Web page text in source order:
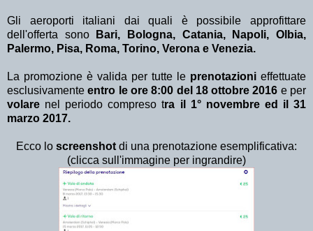
Gli aeroporti italiani dai quali è possibile approfittare
dell'offerta sono
Bari, Bologna, Catania, Napoli, Olbia,
Palermo, Pisa, Roma, Torino, Verona e Venezia.
La promozione è valida per tutte le prenotazioni effettuate
esclusivamenteentro le ore 8:00 del 18 ottobre 2016 e per
volare nel periodo compreso tra il 1° novembre ed il 31
marzo 2017.
Ecco lo screenshot di una prenotazione esemplificativa:
(clicca sull'immagine per ingrandire)